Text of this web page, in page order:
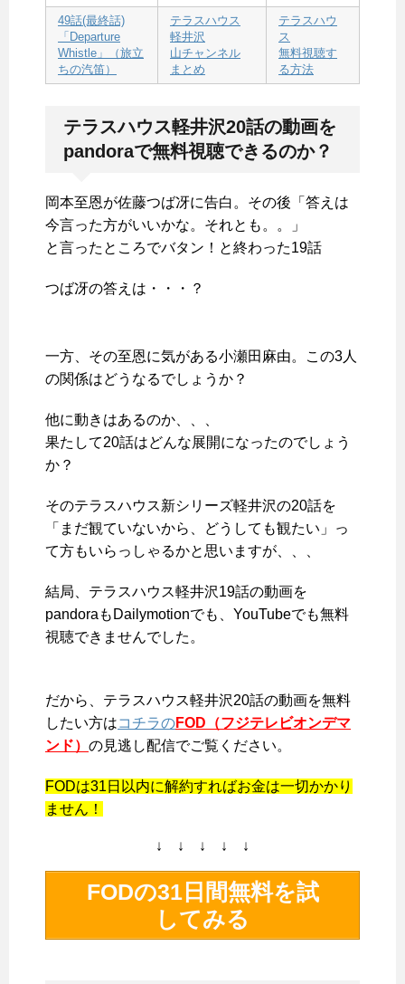
49話(最終話)
「Departure
Whistle」（旅立
ちの汽笛）
テラスハウス
軽井沢
山チャンネル
まとめ
テラスハウ
ス
無料視聴す
る方法
テラスハウス軽井沢20話の動画を
pandoraで無料視聴できるのか？
岡本至恩が佐藤つば冴に告白。その後「答えは
今言った方がいいかな。それとも。。」
と言ったところでバタン！と終わった19話
つば冴の答えは・・・？
一方、その至恩に気がある小瀬田麻由。この3人
の関係はどうなるでしょうか？
他に動きはあるのか、、、
果たして20話はどんな展開になったのでしょう
か？
そのテラスハウス新シリーズ軽井沢の20話を
「まだ観ていないから、どうしても観たい」っ
て方もいらっしゃるかと思いますが、、、
結局、 テラスハウス軽井沢19話の動画を
pandoraもDailymotionでも、YouTubeでも無料
視聴できませんでした 。
だから、テラスハウス軽井沢20話の動画を無料
したい方はコチラのFOD（フジテレビオンデマ
ンド） の見逃し配信でご覧ください。
FODは31日以内に解約すればお金は一切かかり
ません！
↓ ↓ ↓ ↓ ↓
FODの31日間無料を試
してみる